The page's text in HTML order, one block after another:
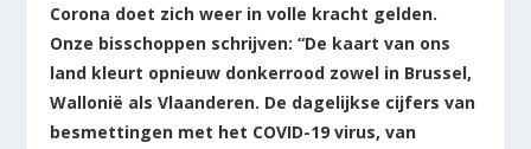
Corona doet zich weer in volle kracht gelden.
Onze bisschoppen schrijven: “De kaart van ons
land kleurt opnieuw donkerrood zowel in Brussel,
Wallonië als Vlaanderen. De dagelijkse cijfers van
besmettingen met het COVID-19 virus, van